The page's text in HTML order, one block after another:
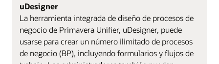
uDesigner
La herramienta integrada de diseño de procesos de
negocio de Primavera Unifier, uDesigner, puede
usarse para crear un número ilimitado de procesos
de negocio (BP), incluyendo formularios y flujos de